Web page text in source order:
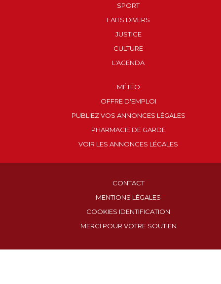
SPORT
FAITS DIVERS
JUSTICE
CULTURE
L'AGENDA
MÉTÉO
OFFRE D'EMPLOI
PUBLIEZ VOS ANNONCES LÉGALES
PHARMACIE DE GARDE
VOIR LES ANNONCES LÉGALES
CONTACT
MENTIONS LÉGALES
COOKIES IDENTIFICATION
MERCI POUR VOTRE SOUTIEN